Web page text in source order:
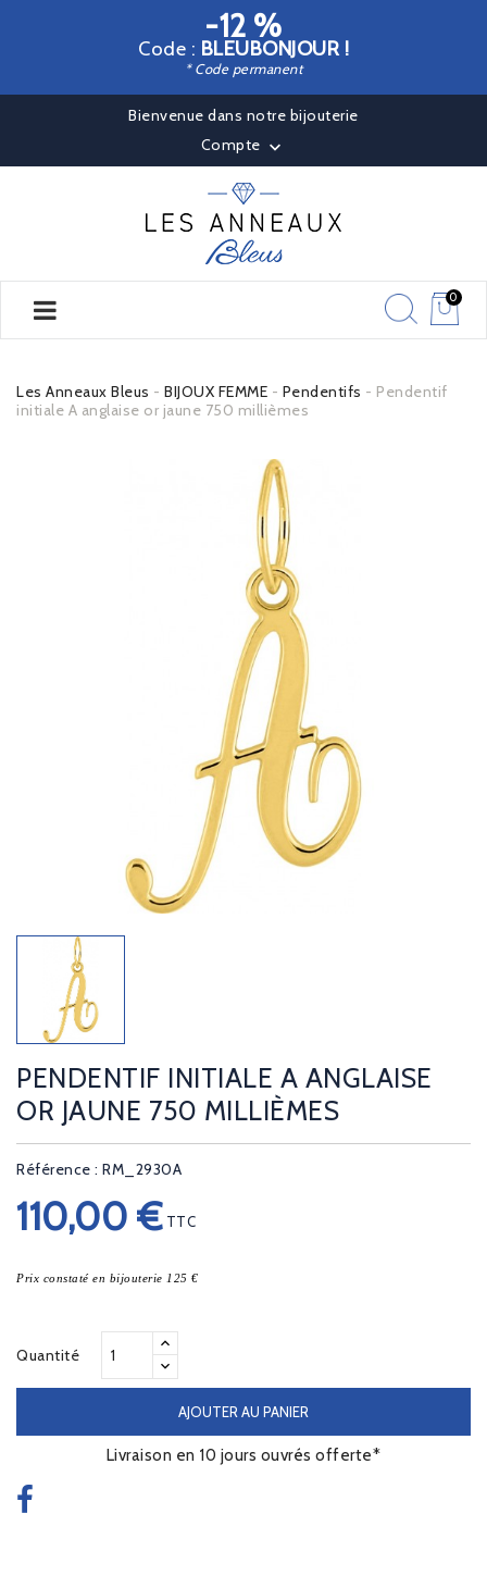
-12 %
Code : BLEUBONJOUR !
* Code permanent
Bienvenue dans notre bijouterie
Compte 
0
Les Anneaux Bleus BIJOUX FEMME Pendentifs
Pendentif
initiale A anglaise or jaune 750 millièmes
PENDENTIF INITIALE A ANGLAISE
OR JAUNE 750 MILLIÈMES
Référence : RM_2930A
110,00 € TTC
Prix constaté en bijouterie 125 €
Quantité
AJOUTER AU PANIER
Livraison en 10 jours ouvrés offerte*